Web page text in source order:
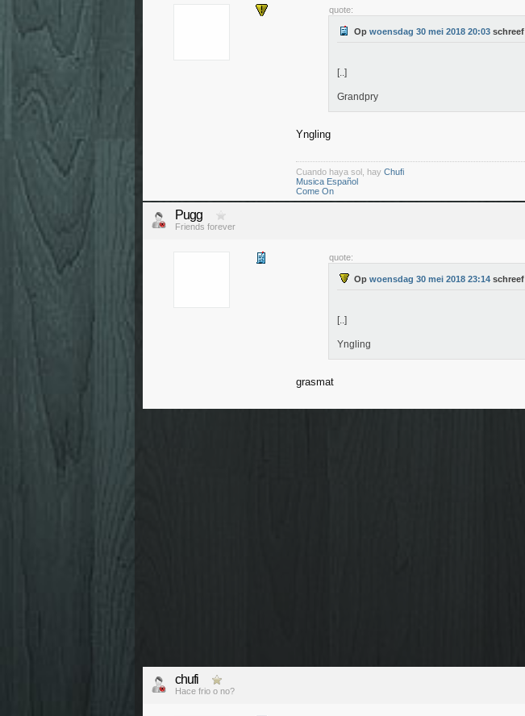
quote:
Op woensdag 30 mei 2018 20:03 schreef
[..]
Grandpry
Yngling
Cuando haya sol, hay Chufi
Musica Español
Come On
Pugg
Friends forever
quote:
Op woensdag 30 mei 2018 23:14 schreef
[..]
Yngling
grasmat
chufi
Hace frio o no?